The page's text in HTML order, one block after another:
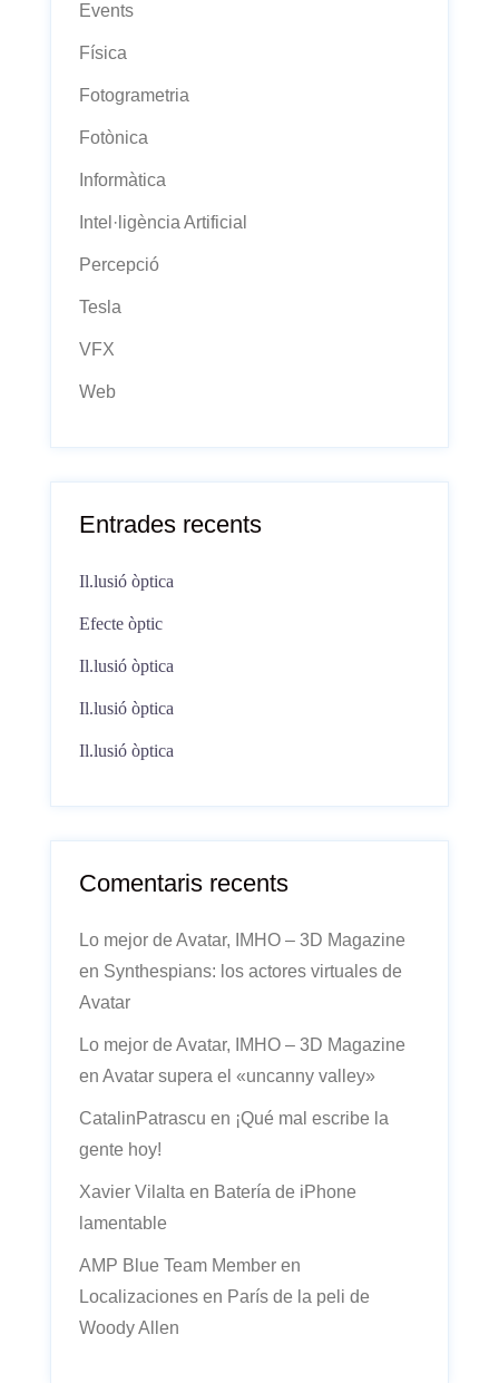
Events
Física
Fotogrametria
Fotònica
Informàtica
Intel·ligència Artificial
Percepció
Tesla
VFX
Web
Entrades recents
Il.lusió òptica
Efecte òptic
Il.lusió òptica
Il.lusió òptica
Il.lusió òptica
Comentaris recents
Lo mejor de Avatar, IMHO – 3D Magazine
en Synthespians: los actores virtuales de
Avatar
Lo mejor de Avatar, IMHO – 3D Magazine
en Avatar supera el «uncanny valley»
CatalinPatrascu en ¡Qué mal escribe la
gente hoy!
Xavier Vilalta en Batería de iPhone
lamentable
AMP Blue Team Member en
Localizaciones en París de la peli de
Woody Allen